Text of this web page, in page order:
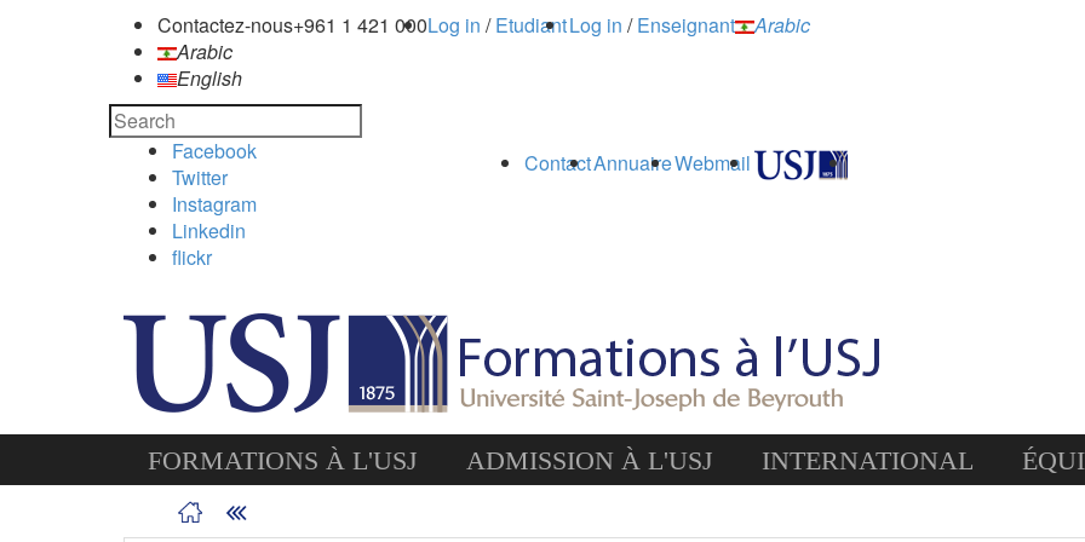
Contactez-nous+961 1 421 000Log in /EtudiantLog in /Enseignant
Arabic
Arabic
English
Facebook
Twitter
Instagram
Linkedin
flickr
ContactAnnuaireWebmail
FORMATIONS À L'USJ ADMISSION À L'USJ INTERNATIONAL